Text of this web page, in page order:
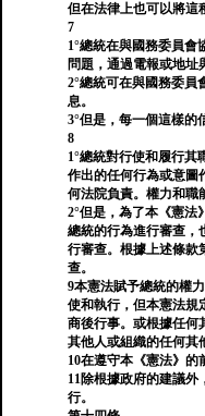
但在法律上也可以將這
7
1°總統在與國務委員
問題，通過電報或地址
2°總統可在與國務委員
息。
3°但是，每一個這樣的
8
1°總統對行使和履行
作出的任何行為或意圖
何法院負責。權力和職
2°但是，為了本《憲法
總統的行為進行審查，
行審查。根據上述條款
查。
9本憲法賦予總統的權
使和執行，但本憲法規
商後行事。或根據任何
其他人或組織的任何其
10在遵守本《憲法》的
11除根據政府的建議
行。